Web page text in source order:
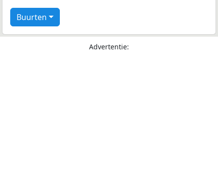
Buurten
Advertentie: